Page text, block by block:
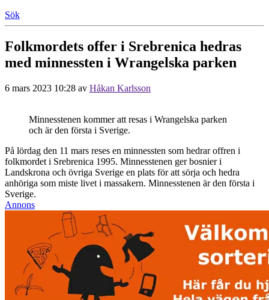
Sök
Folkmordets offer i Srebrenica hedras
med minnessten i Wrangelska parken
6 mars 2023 10:28 av Håkan Karlsson
Minnesstenen kommer att resas i Wrangelska parken
och är den första i Sverige.
På lördag den 11 mars reses en minnessten som hedrar offren i
folkmordet i Srebrenica 1995. Minnesstenen ger bosnier i
Landskrona och övriga Sverige en plats för att sörja och hedra
anhöriga som miste livet i massakern. Minnesstenen är den första i
Sverige.
Annons